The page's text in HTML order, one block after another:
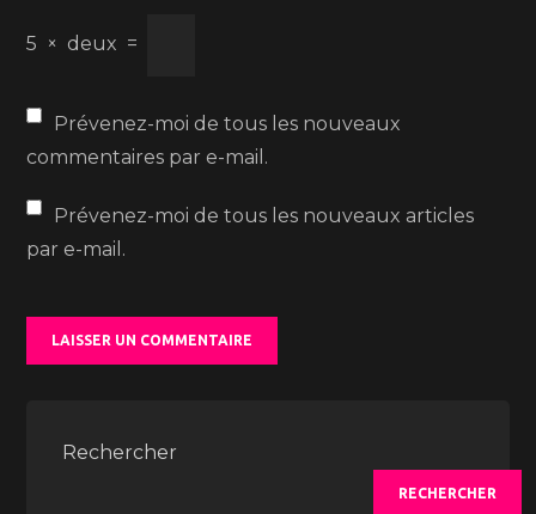
5 × deux =
Prévenez-moi de tous les nouveaux
commentaires par e-mail.
Prévenez-moi de tous les nouveaux articles
par e-mail.
Rechercher
RECHERCHER